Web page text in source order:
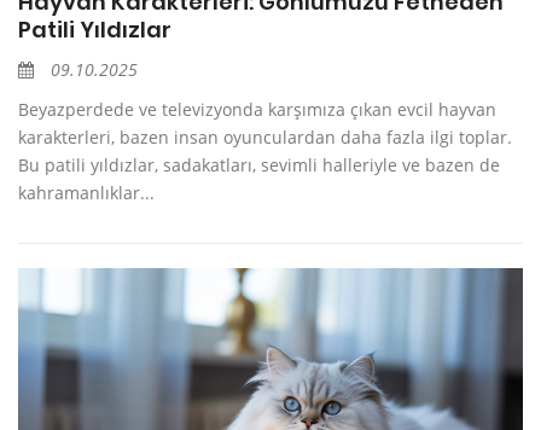
Patili Yıldızlar
09.10.2025
Beyazperdede ve televizyonda karşımıza çıkan evcil hayvan
karakterleri, bazen insan oyunculardan daha fazla ilgi toplar.
Bu patili yıldızlar, sadakatları, sevimli halleriyle ve bazen de
kahramanlıklar...